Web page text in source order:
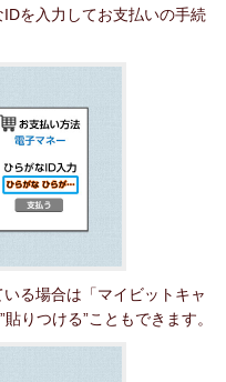
IDを入力してお支払いの手続
る場合は「マイビットキャ
りつける”こともできます。